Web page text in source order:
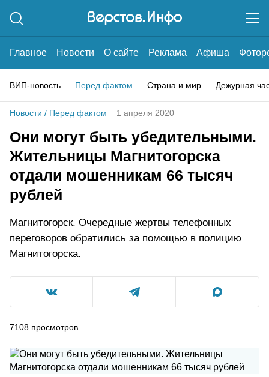
Главное Новости О сайте Реклама Афиша
ВИП-новость Перед фактом Страна и мир Дежурная
Новости / Перед фактом 1 апреля 2020
Они могут быть убедительными.
Жительницы Магнитогорска
отдали мошенникам 66 тысяч
рублей
Магнитогорск. Очередные жертвы телефонных
переговоров обратились за помощью в полицию
Магнитогорска.
7108 просмотров